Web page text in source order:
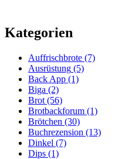
Kategorien
Auffrischbrote (7)
Ausrüstung (5)
Back App (1)
Biga (2)
Brot (56)
Brotbackforum (1)
Brötchen (30)
Buchrezension (13)
Dinkel (7)
Dips (1)